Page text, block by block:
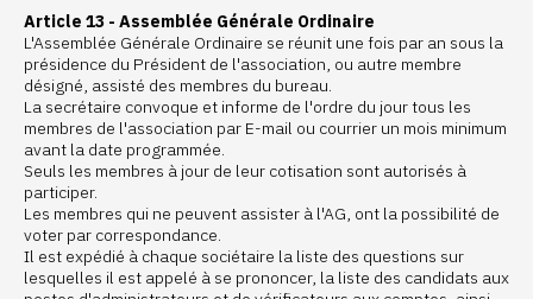
Article 13 - Assemblée Générale Ordinaire
L'Assemblée Générale Ordinaire se réunit une fois par an sous la
présidence du Président de l'association, ou autre membre
désigné, assisté des membres du bureau.
La secrétaire convoque et informe de l'ordre du jour tous les
membres de l'association par E-mail ou courrier un mois minimum
avant la date programmée.
Seuls les membres à jour de leur cotisation sont autorisés à
participer.
Les membres qui ne peuvent assister à l'AG, ont la possibilité de
voter par correspondance.
Il est expédié à chaque sociétaire la liste des questions sur
lesquelles il est appelé à se prononcer, la liste des candidats aux